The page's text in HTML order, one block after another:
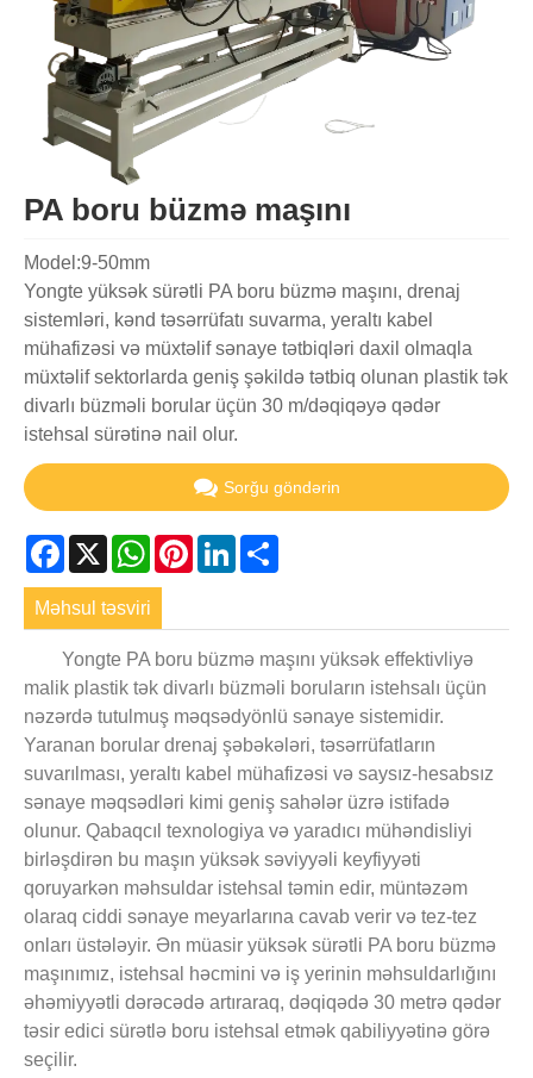
PA boru büzmə maşını
Model:9-50mm
Yongte yüksək sürətli PA boru büzmə maşını, drenaj
sistemləri, kənd təsərrüfatı suvarma, yeraltı kabel
mühafizəsi və müxtəlif sənaye tətbiqləri daxil olmaqla
müxtəlif sektorlarda geniş şəkildə tətbiq olunan plastik tək
divarlı büzməli borular üçün 30 m/dəqiqəyə qədər
istehsal sürətinə nail olur.
Sorğu göndərin
Facebook
X WhatsApp
PinterestLinkedIn
Məhsul təsviri
Yongte PA boru büzmə maşını yüksək effektivliyə
malik plastik tək divarlı büzməli boruların istehsalı üçün
nəzərdə tutulmuş məqsədyönlü sənaye sistemidir.
Yaranan borular drenaj şəbəkələri, təsərrüfatların
suvarılması, yeraltı kabel mühafizəsi və saysız-hesabsız
sənaye məqsədləri kimi geniş sahələr üzrə istifadə
olunur. Qabaqcıl texnologiya və yaradıcı mühəndisliyi
birləşdirən bu maşın yüksək səviyyəli keyfiyyəti
qoruyarkən məhsuldar istehsal təmin edir, müntəzəm
olaraq ciddi sənaye meyarlarına cavab verir və tez-tez
onları üstələyir. Ən müasir yüksək sürətli PA boru büzmə
maşınımız, istehsal həcmini və iş yerinin məhsuldarlığını
əhəmiyyətli dərəcədə artıraraq, dəqiqədə 30 metrə qədər
təsir edici sürətlə boru istehsal etmək qabiliyyətinə görə
seçilir.